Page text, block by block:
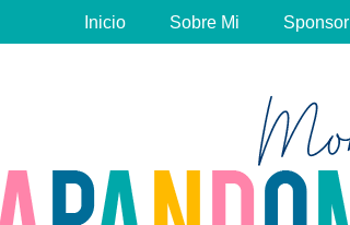
Inicio Sobre Mi Sponsor